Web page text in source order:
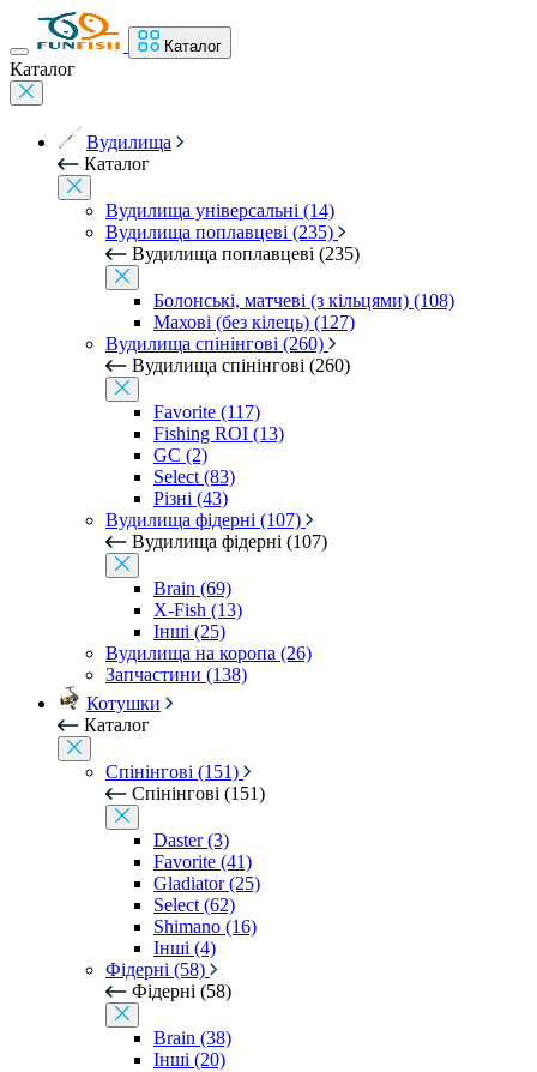
Каталог
Каталог
Вудилища
Каталог
Вудилища універсальні (14)
Вудилища поплавцеві (235)
Вудилища поплавцеві (235)
Болонські, матчеві (з кільцями) (108)
Махові (без кілець) (127)
Вудилища спінінгові (260)
Вудилища спінінгові (260)
Favorite (117)
Fishing ROI (13)
GC (2)
Select (83)
Різні (43)
Вудилища фідерні (107)
Вудилища фідерні (107)
Brain (69)
X-Fish (13)
Інші (25)
Вудилища на коропа (26)
Запчастини (138)
Котушки
Каталог
Спінінгові (151)
Спінінгові (151)
Daster (3)
Favorite (41)
Gladiator (25)
Select (62)
Shimano (16)
Інші (4)
Фідерні (58)
Фідерні (58)
Brain (38)
Інші (20)